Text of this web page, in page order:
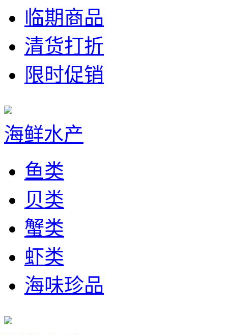
临期商品
清货打折
限时促销
海鲜水产
鱼类
贝类
蟹类
虾类
海味珍品